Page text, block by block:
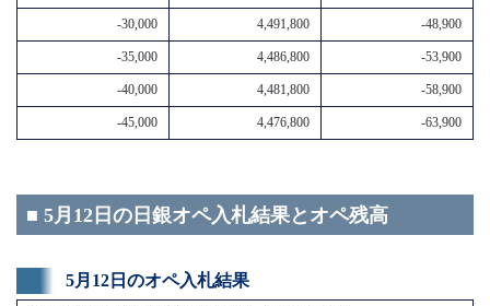
-30,000 4,491,800 -48,900
-35,000 4,486,800 -53,900
-40,000 4,481,800 -58,900
-45,000 4,476,800 -63,900
■ 5月12日の日銀オペ入札結果とオペ残高
5月12日のオペ入札結果